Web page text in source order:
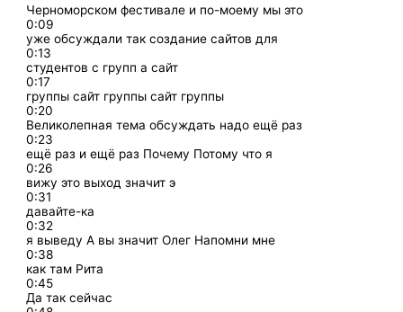
Черноморском фестивале и по-моему мы это
0:09
уже обсуждали так создание сайтов для
0:13
студентов с групп а сайт
0:17
группы сайт группы сайт группы
0:20
Великолепная тема обсуждать надо ещё раз
0:23
ещё раз и ещё раз Почему Потому что я
0:26
вижу это выход значит э
0:31
давайте-ка
0:32
я выведу А вы значит Олег Напомни мне
0:38
как там Рита
0:45
Да так сейчас